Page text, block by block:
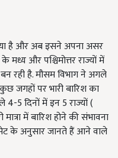
है और अब इसने अपना असर
और पश्चिमोत्तर राज्यों में
रही है. मौसम विभाग ने अगले
जगहों पर भारी बारिश का
5 दिनों में इन 5 राज्यों (
में बारिश होने की संभावना
के अनुसार जानते हैं आने वाले